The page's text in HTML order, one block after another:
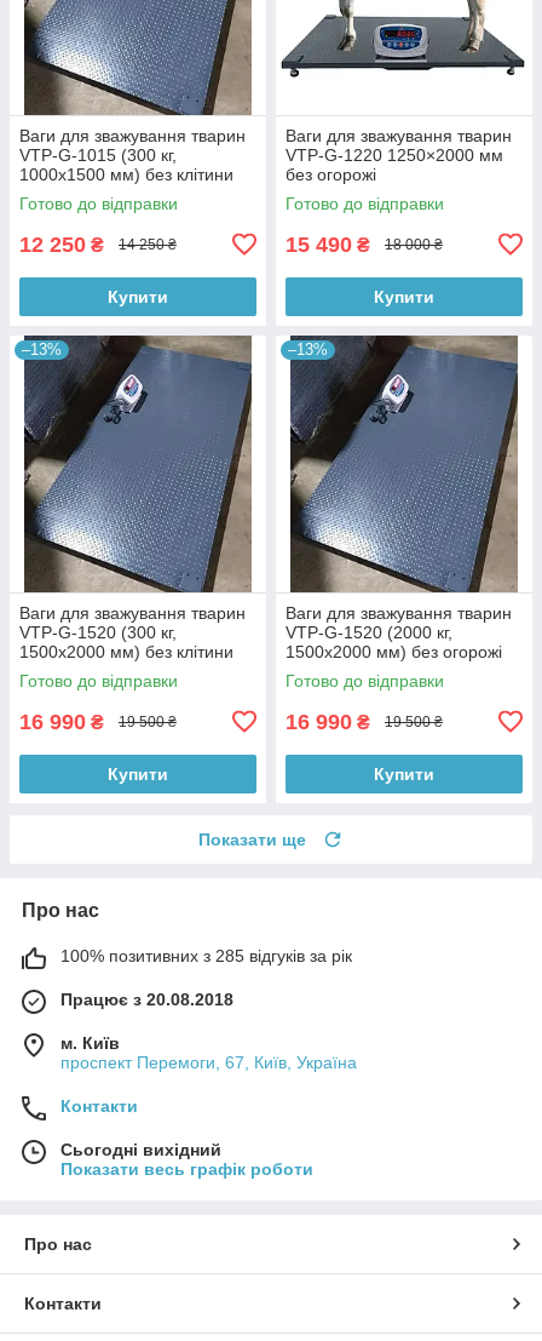
Ваги для зважування тварин
VTP-G-1015 (300 кг,
1000х1500 мм) без клітини
Готово до відправки
12 250 ₴ 14 250 ₴
Купити
Ваги для зважування тварин
VTP-G-1220 1250×2000 мм
без огорожі
Готово до відправки
15 490 ₴ 18 000 ₴
Купити
–13%
Ваги для зважування тварин
VTP-G-1520 (300 кг,
1500х2000 мм) без клітини
Готово до відправки
16 990 ₴ 19 500 ₴
Купити
–13%
Ваги для зважування тварин
VTP-G-1520 (2000 кг,
1500х2000 мм) без огорожі
Готово до відправки
16 990 ₴ 19 500 ₴
Купити
Показати ще
Про нас
100% позитивних з 285 відгуків за рік
Працює з 20.08.2018
м. Київ
проспект Перемоги, 67, Київ, Україна
Контакти
Сьогодні вихідний
Показати весь графік роботи
Про нас
Контакти